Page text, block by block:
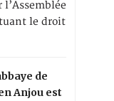
le droit
de
Anjou est